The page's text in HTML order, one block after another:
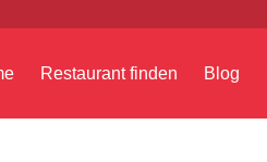
Restaurant finden Blog